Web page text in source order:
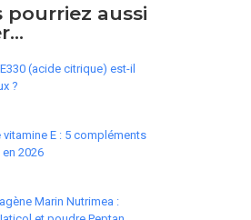
pourriez aussi
(acide citrique) est-il
?
vitamine E : 5 compléments
2026
Marin Nutrimea :